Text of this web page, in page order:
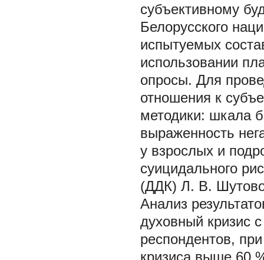
субъективному
Белорусского
испытуемых
использовании
опросы. Для
отношения к
методики: шкала
выраженность
у взрослых и
суицидального
(ДДК) Л. В.
Анализ
духовный кризис
респондентов,
кризиса выше 60